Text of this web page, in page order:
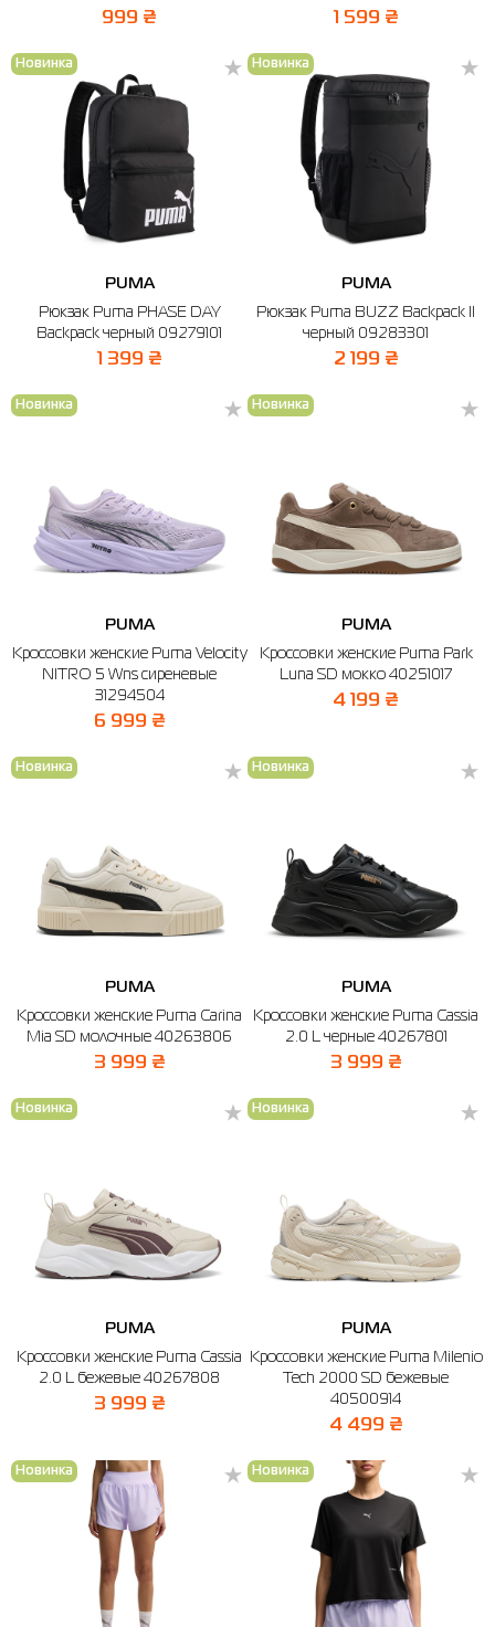
999 ₴ 1 599 ₴
Новинка
PUMA
Рюкзак Puma PHASE DAY
Backpack черный 09279101
1 399 ₴
Новинка
PUMA
Рюкзак Puma BUZZ Backpack II
черный 09283301
2 199 ₴
Новинка
PUMA
Кроссовки женские Puma Velocity
NITRO 5 Wns сиреневые
31294504
6 999 ₴
Новинка
PUMA
Кроссовки женские Puma Park
Luna SD мокко 40251017
4 199 ₴
Новинка
PUMA
Кроссовки женские Puma Carina
Mia SD молочные 40263806
3 999 ₴
Новинка
PUMA
Кроссовки женские Puma Cassia
2.0 L черные 40267801
3 999 ₴
Новинка
PUMA
Кроссовки женские Puma Cassia
2.0 L бежевые 40267808
3 999 ₴
Новинка
PUMA
Кроссовки женские Puma Milenio
Tech 2000 SD бежевые
40500914
4 499 ₴
Новинка Новинка